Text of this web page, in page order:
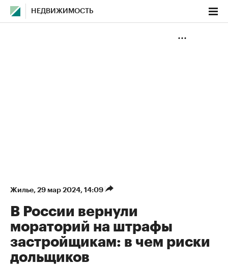
НЕДВИЖИМОСТЬ
Жилье⁠, 29 мар 2024, 14:09
В России вернули
мораторий на штрафы
застройщикам: в чем риски
дольщиков